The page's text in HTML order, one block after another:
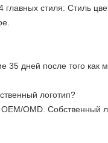
стиля: Стиль
35 дней после того
логотип?
OMD. Собственный